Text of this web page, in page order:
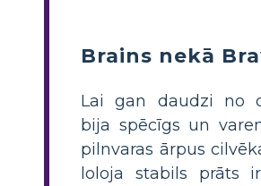
Brains nekā
Lai gan daudzi no
bija spēcīgs un
pilnvaras ārpus
loloja stabils prāts